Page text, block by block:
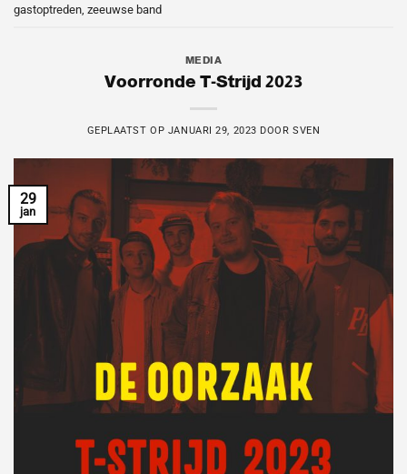
gastoptreden, zeeuwse band
MEDIA
Voorronde T-Strijd 2023
GEPLAATST OP JANUARI 29, 2023 DOORSVEN
29
jan